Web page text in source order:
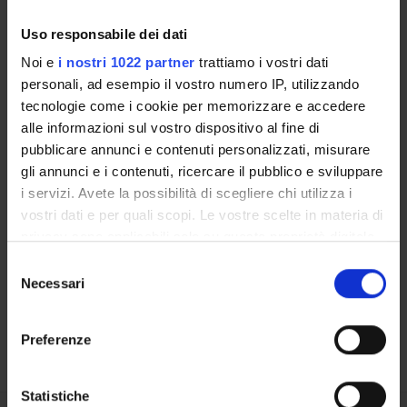
Uso responsabile dei dati
Noi e i nostri 1022 partner trattiamo i vostri dati
personali, ad esempio il vostro numero IP, utilizzando
tecnologie come i cookie per memorizzare e accedere
alle informazioni sul vostro dispositivo al fine di
pubblicare annunci e contenuti personalizzati, misurare
gli annunci e i contenuti, ricercare il pubblico e sviluppare
i servizi. Avete la possibilità di scegliere chi utilizza i
vostri dati e per quali scopi. Le vostre scelte in materia di
modificare o revocare il proprio consenso in qualsiasi
momento dalla Dichiarazione sui cookie o facendo clic
raccogliere informazioni sulla tua posizione
delNecessari
Preferenze
Statistiche
LABORATORI DI RICERCA
CENTRI DI RICERCA
BIBLIOTECHE
SPIN OFF E AZIENDE
Calendario